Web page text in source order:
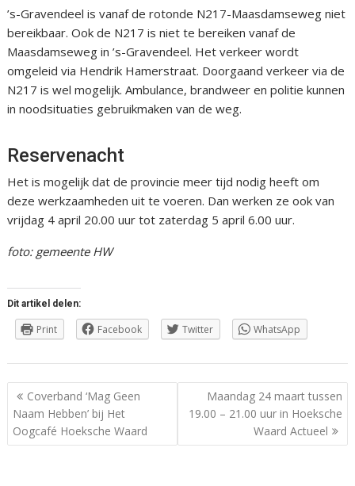
’s-Gravendeel is vanaf de rotonde N217-Maasdamseweg niet
bereikbaar. Ook de N217 is niet te bereiken vanaf de
Maasdamseweg in ’s-Gravendeel. Het verkeer wordt
omgeleid via Hendrik Hamerstraat. Doorgaand verkeer via de
N217 is wel mogelijk. Ambulance, brandweer en politie kunnen
in noodsituaties gebruikmaken van de weg.
Reservenacht
Het is mogelijk dat de provincie meer tijd nodig heeft om
deze werkzaamheden uit te voeren. Dan werken ze ook van
vrijdag 4 april 20.00 uur tot zaterdag 5 april 6.00 uur.
foto: gemeente HW
Dit artikel delen:
Print Facebook Twitter WhatsApp
Berichtnavigatie
Coverband ‘Mag Geen
Naam Hebben’ bij Het
Oogcafé Hoeksche Waard
Maandag 24 maart tussen
19.00 – 21.00 uur in Hoeksche
Waard Actueel